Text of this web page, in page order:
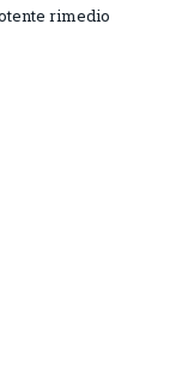
rimedio